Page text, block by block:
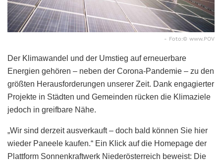
- Foto:© www.POV
Der Klimawandel und der Umstieg auf erneuerbare
Energien gehören – neben der Corona-Pandemie – zu den
größten Herausforderungen unserer Zeit. Dank engagierter
Projekte in Städten und Gemeinden rücken die Klimaziele
jedoch in greifbare Nähe.
„Wir sind derzeit ausverkauft – doch bald können Sie hier
wieder Paneele kaufen.“ Ein Klick auf die Homepage der
Plattform Sonnenkraftwerk Niederösterreich beweist: Die